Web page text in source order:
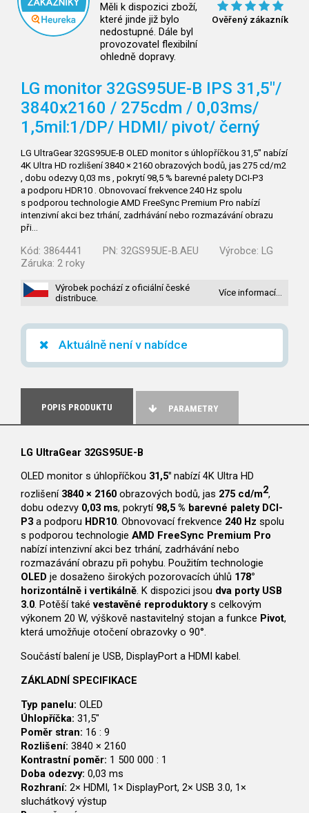
Měli k dispozici zboží,
které jinde již bylo
nedostupné. Dále byl
provozovatel flexibilní
ohledně dopravy.
Ověřený zákazník
LG monitor 32GS95UE-B IPS 31,5"/
3840x2160 / 275cdm / 0,03ms/
1,5mil:1/DP/ HDMI/ pivot/ černý
LG UltraGear 32GS95UE-B OLED monitor s úhlopříčkou 31,5" nabízí
4K Ultra HD rozlišení 3840 × 2160 obrazových bodů, jas 275 cd/m2
, dobu odezvy 0,03 ms , pokrytí 98,5 % barevné palety DCI-P3
a podporu HDR10 . Obnovovací frekvence 240 Hz spolu
s podporou technologie AMD FreeSync Premium Pro nabízí
intenzivní akci bez trhání, zadrhávání nebo rozmazávání obrazu
při…
Kód: 3864441 PN: 32GS95UE-B.AEU Výrobce: LG
Záruka: 2 roky
Výrobek pochází z oficiální české
distribuce.
Více informací…
Aktuálně není v nabídce
POPIS PRODUKTU PARAMETRY
LG UltraGear 32GS95UE-B
OLED monitor s úhlopříčkou 31,5" nabízí 4K Ultra HD
rozlišení 3840 × 2160 obrazových bodů, jas 275 cd/m2,
dobu odezvy 0,03 ms, pokrytí 98,5 % barevné palety DCI-
P3 a podporu HDR10. Obnovovací frekvence 240 Hz spolu
s podporou technologie AMD FreeSync Premium Pro
nabízí intenzivní akci bez trhání, zadrhávání nebo
rozmazávání obrazu při pohybu. Použitím technologie
OLED je dosaženo širokých pozorovacích úhlů 178°
horizontálně i vertikálně. K dispozici jsou dva porty USB
3.0. Potěší takévestavěné reproduktorys celkovým
výkonem 20 W, výškově nastavitelný stojan a funkce Pivot,
která umožňuje otočení obrazovky o 90°.
Součástí balení je USB, DisplayPort a HDMI kabel.
ZÁKLADNÍ SPECIFIKACE
Typ panelu: OLED
Úhlopříčka: 31,5"
Poměr stran: 16 : 9
Rozlišení: 3840 × 2160
Kontrastní poměr: 1 500 000 : 1
Doba odezvy: 0,03 ms
Rozhraní: 2× HDMI, 1× DisplayPort, 2× USB 3.0, 1×
sluchátkový výstup